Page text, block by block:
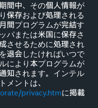
間中、その個人情報が
保存および処理される
間プログラムが完結す
パまたは米国に保存さ
させるために処理され
退会したければいつで
により本プログラムが
知されます。インテル
メントは、
privacy.htmに掲載